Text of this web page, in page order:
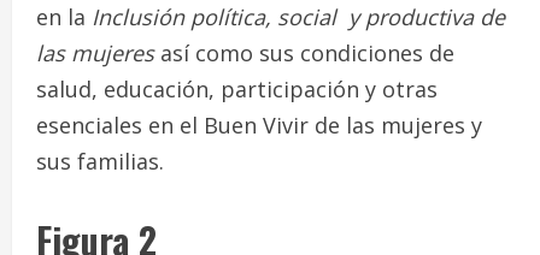
en la Inclusión política, social y productiva de
las mujeresasí como sus condiciones de
salud, educación, participación y otras
esenciales en el Buen Vivir de las mujeres y
sus familias.
Figura 2